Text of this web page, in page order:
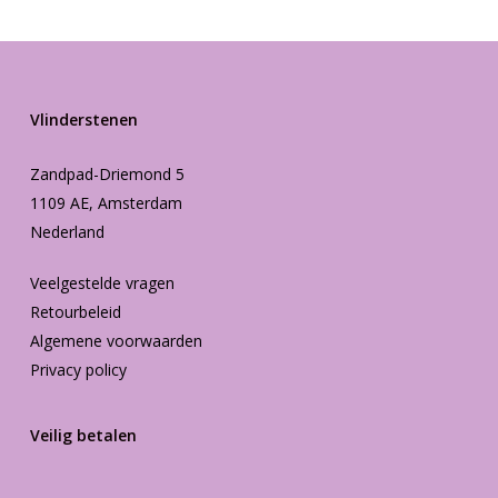
Vlinderstenen
Zandpad-Driemond 5
1109 AE, Amsterdam
Nederland
Veelgestelde vragen
Retourbeleid
Algemene voorwaarden
Privacy policy
Veilig betalen